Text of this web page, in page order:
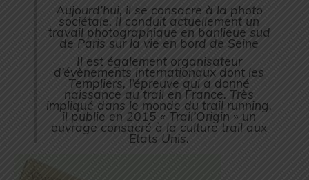
Aujourd’hui, il se consacre à la photo
sociétale. Il conduit actuellement un
travail photographique en banlieue sud
de Paris sur la vie en bord de Seine
Il est également organisateur
d’évènements internationaux dont les
Templiers, l’épreuve qui a donné
naissance au trail en France. Très
impliqué dans le monde du trail running,
il publie en 2015 « Trail’Origin » un
ouvrage consacré à la culture trail aux
Etats Unis.